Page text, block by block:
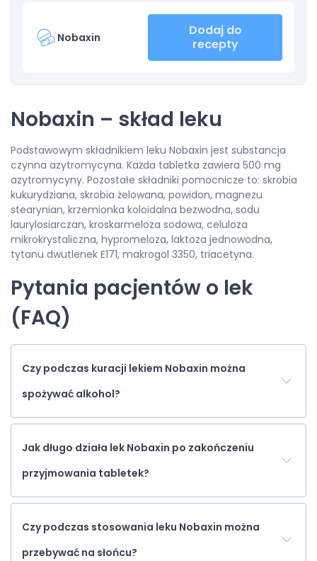
Nobaxin
Dodaj do
recepty
Nobaxin – skład leku
Podstawowym składnikiem leku Nobaxin jest substancja
czynna azytromycyna. Każda tabletka zawiera 500 mg
azytromycyny. Pozostałe składniki pomocnicze to: skrobia
kukurydziana, skrobia żelowana, powidon, magnezu
stearynian, krzemionka koloidalna bezwodna, sodu
laurylosiarczan, kroskarmeloza sodowa, celuloza
mikrokrystaliczna, hypromeloza, laktoza jednowodna,
tytanu dwutlenek E171, makrogol 3350, triacetyna.
Pytania pacjentów o lek
(FAQ)
Czy podczas kuracji lekiem Nobaxin można
spożywać alkohol?
Jak długo działa lek Nobaxin po zakończeniu
przyjmowania tabletek?
Czy podczas stosowania leku Nobaxin można
przebywać na słońcu?